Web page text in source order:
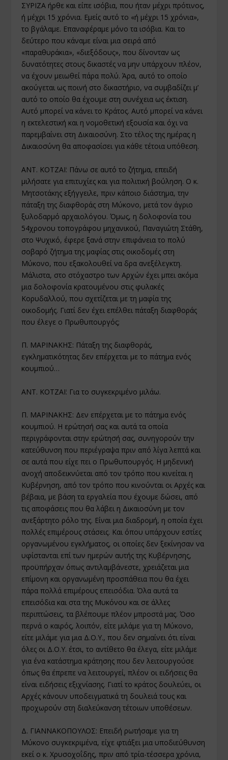
ΣΥΡΙΖΑ ήρθε και είπε ισόβια, που ήταν μέχρι πρότινος,
ή μέχρι 15 χρόνια. Εμείς αυτό το «ή μέχρι 15 χρόνια»,
το βγάλαμε. Επαναφέραμε μόνο τα ισόβια. Και το
δεύτερο που κάναμε είναι μια σειρά από
«παραθυράκια», «διεξόδους», που δίνονταν ως
δυνατότητες στους δικαστές να μην υπάρχουν πλέον,
να έχουν μειωθεί πάρα πολύ. Άρα, αυτό το οποίο
ακούγεται ως ποινή στο δικαστήριο, να συμβαδίζει μ’
αυτό το οποίο θα έχουμε στη συνέχεια ως έκτιση.
Αυτό μπορεί να κάνει το Κράτος. Αυτό μπορεί να κάνει
η εκτελεστική και η νομοθετική εξουσία και όχι να
παρεμβαίνει στη Δικαιοσύνη. Στο τέλος της ημέρας η
Δικαιοσύνη θα αποφασίσει για κάθε τέτοια υπόθεση.
ΑΝΤ. ΚΟΤΖΑΪ: Πάνω σε αυτό το ζήτημα, επειδή
μιλήσατε για επιτυχίες και για πολιτική βούληση. Ο κ.
Μητσοτάκης εξήγγειλε, πριν κάποιο διάστημα, την
πάταξη της διαφθοράς στη Μύκονο, μετά τον άγριο
ξυλοδαρμό αρχαιολόγου. Όμως, η δολοφονία του
54χρονου τοπογράφου μηχανικού, Παναγιώτη Στάθη,
στο Ψυχικό, έφερε ξανά στην επιφάνεια το πολύ
σοβαρό ζήτημα της μαφίας στις οικοδομές στη
Μύκονο, που εξακολουθεί να δρα ανεξέλεγκτη.
Μάλιστα, στο στόχαστρο των Αρχών έχει μπει ακόμα
μια δολοφονία κρατουμένου στις φυλακές
Κορυδαλλού, που σχετίζεται με τη μαφία της
οικοδομής. Γιατί δεν έχει επέλθει πάταξη διαφθοράς
που έλεγε ο Πρωθυπουργός;
Π. ΜΑΡΙΝΑΚΗΣ: Πάταξη της διαφθοράς,
εγκληματικότητας δεν επέρχεται με το πάτημα ενός
κουμπιού…
ΑΝΤ. ΚΟΤΖΑΪ: Για το συγκεκριμένο μιλάω.
Π. ΜΑΡΙΝΑΚΗΣ: Δεν επέρχεται με το πάτημα ενός
κουμπιού. Η ερώτησή σας και αυτά τα οποία
περιγράφονται στην ερώτησή σας, συνηγορούν την
κατεύθυνση που περιέγραψα πριν από λίγα λεπτά και
σε αυτά που είχε πει ο Πρωθυπουργός. Η μηδενική
ανοχή αποδεικνύεται από τον τρόπο που κινείται η
Κυβέρνηση, από τον τρόπο που κινούνται οι Αρχές και
βέβαια, με βάση τα εργαλεία που έχουμε δώσει, από
τις αποφάσεις που θα λάβει η Δικαιοσύνη με τον
ανεξάρτητο ρόλο της. Είναι μια διαδρομή, η οποία έχει
πολλές επιμέρους στάσεις. Και όπου υπάρχουν εστίες
οργανωμένου εγκλήματος, οι οποίες δεν ξεκίνησαν να
υφίστανται επί των ημερών αυτής της Κυβέρνησης,
προϋπήρχαν όπως αντιλαμβάνεστε, χρειάζεται μια
επίμονη και οργανωμένη προσπάθεια που θα έχει
πάρα πολλά επιμέρους επεισόδια. Όλα αυτά τα
επεισόδια και στα της Μυκόνου και σε άλλες
περιπτώσεις, τα βλέπουμε πλέον μπροστά μας. Όσο
περνά ο καιρός, λοιπόν, είτε μιλάμε για τη Μύκονο,
είτε μιλάμε για μια Δ.Ο.Υ., που δεν σημαίνει ότι είναι
όλες οι Δ.Ο.Υ. έτσι, το αντίθετο θα έλεγα, είτε μιλάμε
για ένα κατάστημα κράτησης που δεν λειτουργούσε
όπως θα έπρεπε να λειτουργεί, πλέον οι ειδήσεις θα
είναι ειδήσεις εξιχνίασης. Γιατί το κράτος δουλεύει, οι
Αρχές κάνουν υποδειγματικά τη δουλειά τους και
προχωρούν στη διαλεύκανση τέτοιων υποθέσεων.
Δ. ΓΙΑΝΝΑΚΟΠΟΥΛΟΣ: Επειδή ρωτήσαμε για τη
Μύκονο συγκεκριμένα, είχε φτιάξει μια υποδιεύθυνση
εκεί ο κ. Χρυσοχοΐδης, πριν από τρία-τέσσερα χρόνια,